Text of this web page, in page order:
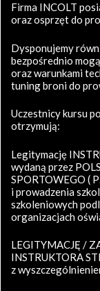
Firma INCOLT
oraz osprzęt do
Dysponujemy
bezpośrednio
oraz warunkami
tuning broni do
Uczestnicy kursu
otrzymują:
Legitymację
wydaną przez
SPORTOWEGO (
i prowadzenia
szkoleniowych
organizacjach
LEGITYMACJĘ /
INSTRUKTORA
z